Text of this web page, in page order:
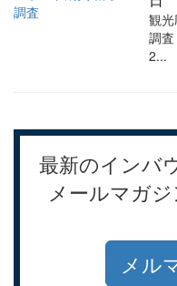
観
調
2...
最新のインバ
メールマガ
メル